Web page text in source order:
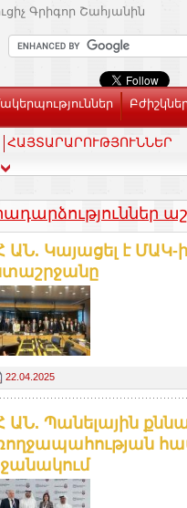
Գրիգոր Շահյանին
ՀԱՅՏԱՐԱՐՈՒԹՅՈՒՆՆԵՐ
ԱՆ. Կայացել է ՄԱԿ-
22.04.2025
ԱՆ. Պանելային